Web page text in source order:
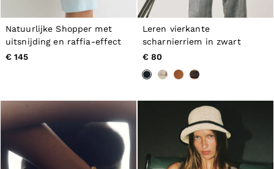
Natuurlijke Shopper met
uitsnijding en raffia-effect
€ 145
Leren vierkante
scharnierriem in zwart
€ 80